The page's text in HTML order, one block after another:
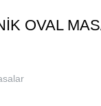
OVAL